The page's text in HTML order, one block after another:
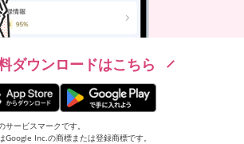
ダウンロードはこちら
ービスマークです。
Inc.の商標または登録商標です。